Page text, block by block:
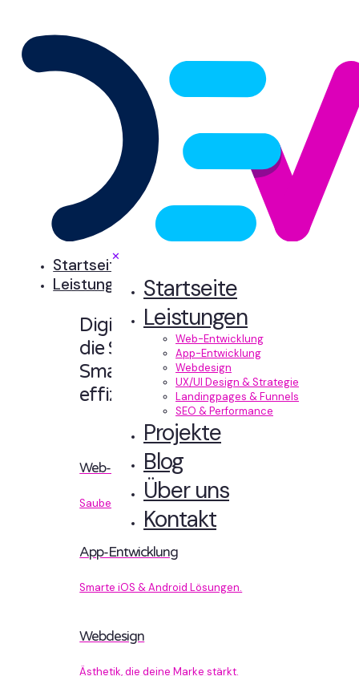
✕
Startseite
Leistungen
Web-Entwicklung
App-Entwicklung
Webdesign
UX/UI Design & Strategie
Landingpages & Funnels
SEO & Performance
Projekte
Blog
Über uns
Kontakt
Startseite
Leistungen
Digitale Erlebnisse,
die Sinn machen.
Smart designt und
effizient entwickelt.
Web-Entwicklung
Sauberer Code, der performt.
App-Entwicklung
Smarte iOS & Android Lösungen.
Webdesign
Ästhetik, die deine Marke stärkt.